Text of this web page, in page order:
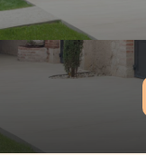
TERRAIN
ACTUALITÉS
E-MAIL